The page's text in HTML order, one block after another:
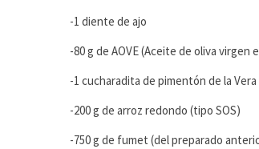
-1 diente de ajo
-80 g de AOVE (Aceite de oliva virgen
-1 cucharadita de pimentón de la Vera
-200 g de arroz redondo (tipo SOS)
-750 g de fumet (del preparado